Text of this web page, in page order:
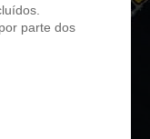
parte dos